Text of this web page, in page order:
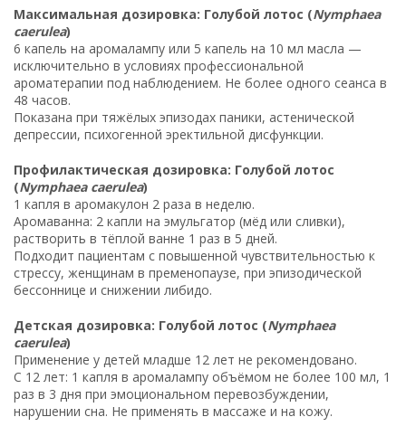
Максимальная дозировка: Голубой лотос (Nymphaea
caerulea)
6 капель на аромалампу или 5 капель на 10 мл масла —
исключительно в условиях профессиональной
ароматерапии под наблюдением. Не более одного сеанса в
48 часов.
Показана при тяжёлых эпизодах паники, астенической
депрессии, психогенной эректильной дисфункции.
Профилактическая дозировка: Голубой лотос
(Nymphaea caerulea)
1 капля в аромакулон 2 раза в неделю.
Аромаванна: 2 капли на эмульгатор (мёд или сливки),
растворить в тёплой ванне 1 раз в 5 дней.
Подходит пациентам с повышенной чувствительностью к
стрессу, женщинам в пременопаузе, при эпизодической
бессоннице и снижении либидо.
Детская дозировка: Голубой лотос (Nymphaea
caerulea)
Применение у детей младше 12 лет не рекомендовано.
С 12 лет: 1 капля в аромалампу объёмом не более 100 мл, 1
раз в 3 дня при эмоциональном перевозбуждении,
нарушении сна. Не применять в массаже и на кожу.